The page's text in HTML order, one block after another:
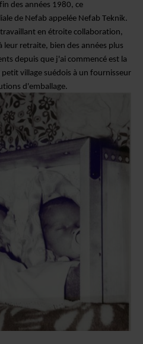
des années 1980, ce
de Nefab appelée Nefab Teknik.
en étroite collaboration,
retraite, bien des années plus
depuis que j'ai commencé est la
village suédois à un fournisseur
d'emballage.